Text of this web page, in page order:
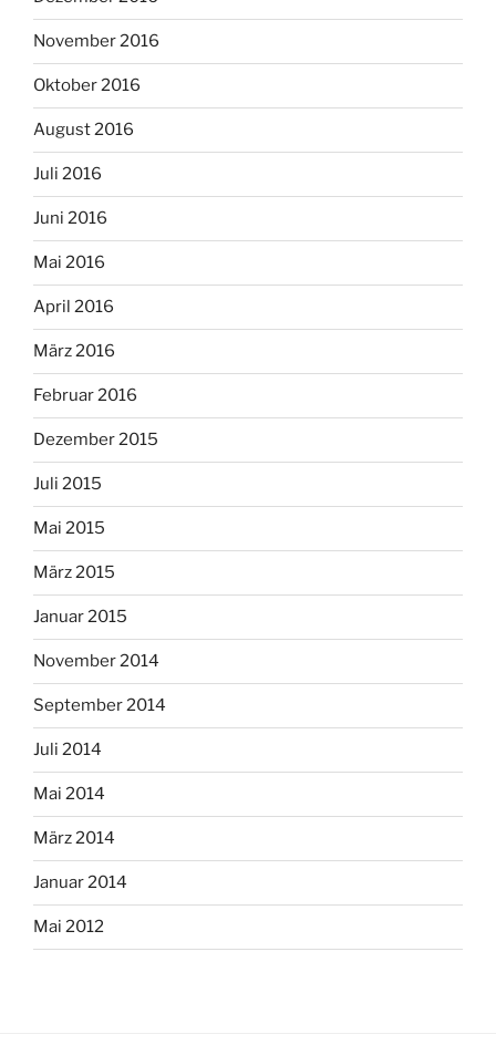
November 2016
Oktober 2016
August 2016
Juli 2016
Juni 2016
Mai 2016
April 2016
März 2016
Februar 2016
Dezember 2015
Juli 2015
Mai 2015
März 2015
Januar 2015
November 2014
September 2014
Juli 2014
Mai 2014
März 2014
Januar 2014
Mai 2012